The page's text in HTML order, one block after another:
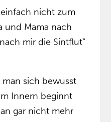
nicht zum
und Mama nach
mir die Sintflut“
man sich bewusst
Innern beginnt
gar nicht mehr